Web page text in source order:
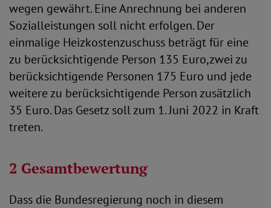
wegen gewährt. Eine Anrechnung bei anderen
Sozialleistungen soll nicht erfolgen. Der
einmalige Heizkostenzuschuss beträgt für eine
zu berücksichtigende Person 135 Euro,zwei zu
berücksichtigende Personen 175 Euro und jede
weitere zu berücksichtigende Person zusätzlich
35 Euro. Das Gesetz soll zum 1. Juni 2022 in Kraft
treten.
2 Gesamtbewertung
Dass die Bundesregierung noch in diesem